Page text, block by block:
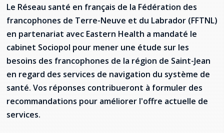
Jeux de la francophonie canadienne
Forum jeunesse pancanadien
Festival jeunesse de l'Acadie
Assemblée générale annuelle
Gestes et paroles ambigus
Admission au barreau
Ressources documentaires
Formulaires de procédure pénale
La Charte canadienne des droits et libertés
Lois fréquemment consultées
Commission des droits de la personne de
Terre-Neuve-et-Labrador
Offres d'emploi (Secteur Justice)
Législation spéciale Covid-19
L'Aide juridique à Terre-Neuve-et-
Qu'est-ce que l'Aide juridique ?
Répertoire des juristes d'expression
Règlement Quiz RVF 2021
Continuons en français
Guide du système de santé à TNL
Annuaire de santé
Offres Actives
Santé mentale et dépendances
Société Santé en français (SSF)
Services en français
Ma langue, c'est ma fierté !
Carte des services en français
2SLGBTQIA+
Le Réseau santé en français de la Fédération des
francophones de Terre-Neuve et du Labrador (FFTNL)
en partenariat avec Eastern Health a mandaté le
cabinet Sociopol pour mener une étude sur les
besoins des francophones de la région de Saint-Jean
en regard des services de navigation du système de
santé. Vos réponses contribueront à formuler des
recommandations pour améliorer l'offre actuelle de
services.